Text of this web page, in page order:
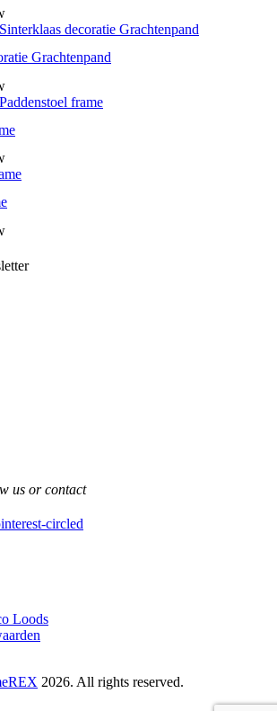
Grachtenpand
us or contact
circled
Loods
2026. All rights reserved.